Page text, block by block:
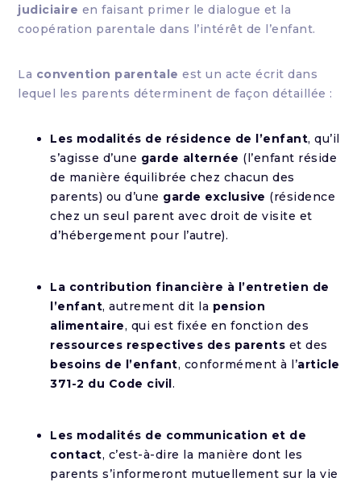
judiciaire en faisant primer le dialogue et la
coopération parentale dans l’intérêt de l’enfant.
La convention parentale est un acte écrit dans
lequel les parents déterminent de façon détaillée :
Les modalités de résidence de l’enfant, qu’il
s’agisse d’une garde alternée (l’enfant réside
de manière équilibrée chez chacun des
parents) ou d’une garde exclusive (résidence
chez un seul parent avec droit de visite et
d’hébergement pour l’autre).
La contribution financière à l’entretien de
l’enfant, autrement dit la pension
alimentaire, qui est fixée en fonction des
ressources respectives des parents et des
besoins de l’enfant, conformément à l’article
371-2 du Code civil.
Les modalités de communication et de
contact, c’est-à-dire la manière dont les
parents s’informeront mutuellement sur la vie